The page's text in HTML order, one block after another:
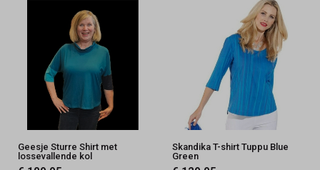
Geesje Sturre Shirt met
lossevallende kol
Skandika T-shirt Tuppu Blue
Green